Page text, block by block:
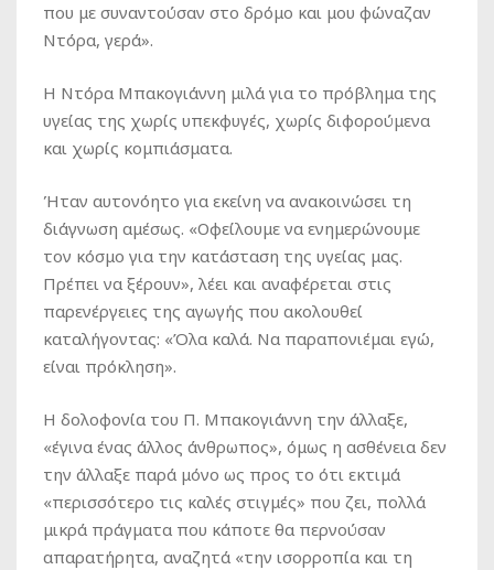
που με συναντούσαν στο δρόμο και μου φώναζαν
Ντόρα, γερά».
Η Ντόρα Μπακογιάννη μιλά για το πρόβλημα της
υγείας της χωρίς υπεκφυγές, χωρίς διφορούμενα
και χωρίς κομπιάσματα.
Ήταν αυτονόητο για εκείνη να ανακοινώσει τη
διάγνωση αμέσως. «Οφείλουμε να ενημερώνουμε
τον κόσμο για την κατάσταση της υγείας μας.
Πρέπει να ξέρουν», λέει και αναφέρεται στις
παρενέργειες της αγωγής που ακολουθεί
καταλήγοντας: «Όλα καλά. Να παραπονιέμαι εγώ,
είναι πρόκληση».
Η δολοφονία του Π. Μπακογιάννη την άλλαξε,
«έγινα ένας άλλος άνθρωπος», όμως η ασθένεια δεν
την άλλαξε παρά μόνο ως προς το ότι εκτιμά
«περισσότερο τις καλές στιγμές» που ζει, πολλά
μικρά πράγματα που κάποτε θα περνούσαν
απαρατήρητα, αναζητά «την ισορροπία και τη